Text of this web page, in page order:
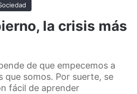
la crisis más
de que empecemos a
que somos. Por suerte, se
fácil de aprender